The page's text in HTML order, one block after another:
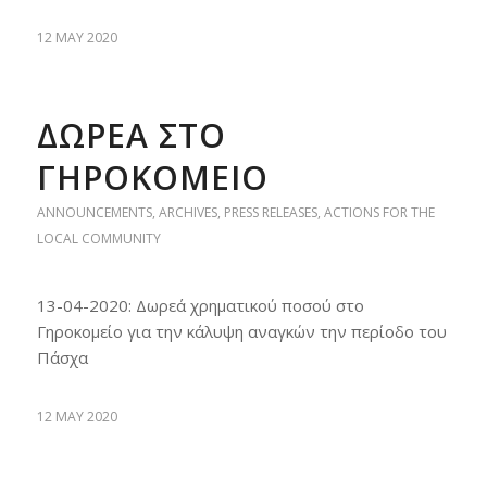
12 MAY 2020
ΔΩΡΕΑ ΣΤΟ
ΓΗΡΟΚΟΜΕΙΟ
ANNOUNCEMENTS, ARCHIVES, PRESS RELEASES, ACTIONS FOR THE
LOCAL COMMUNITY
13-04-2020: Δωρεά χρηματικού ποσού στο
Γηροκομείο για την κάλυψη αναγκών την περίοδο του
Πάσχα
12 MAY 2020